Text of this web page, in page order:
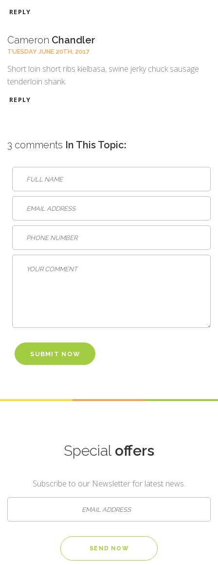
REPLY
Cameron Chandler
TUESDAY JUNE 20TH, 2017
Short loin short ribs kielbasa, swine jerky chuck sausage
tenderloin shank.
REPLY
3 comments In This Topic:
Special offers
Subscribe to our Newsletter for latest news.